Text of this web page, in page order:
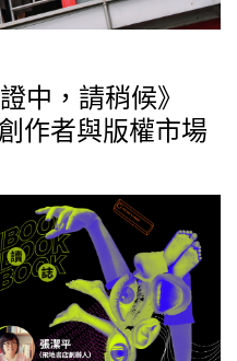
中，請稍候》
作者與版權市場